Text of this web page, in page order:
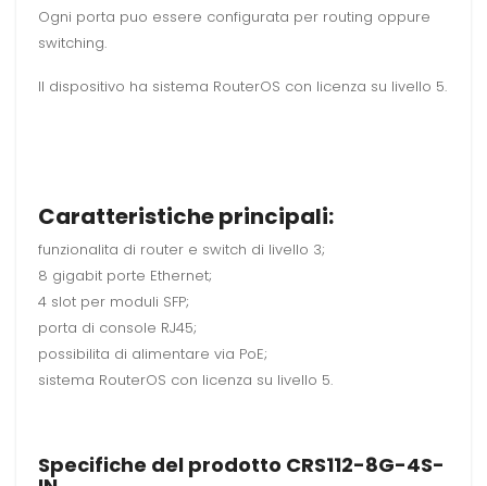
Ogni porta puo essere configurata per routing oppure
switching.
Il dispositivo ha sistema RouterOS con licenza su livello 5.
Caratteristiche principali:
funzionalita di router e switch di livello 3;
8 gigabit porte Ethernet;
4 slot per moduli SFP;
porta di console RJ45;
possibilita di alimentare via PoE;
sistema RouterOS con licenza su livello 5.
Specifiche del prodotto CRS112-8G-4S-